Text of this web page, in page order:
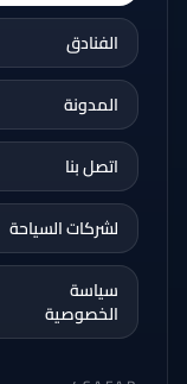
الفنادق
المدونة
اتصل بنا
لشركات السياحة
سياسة
الخصوصية